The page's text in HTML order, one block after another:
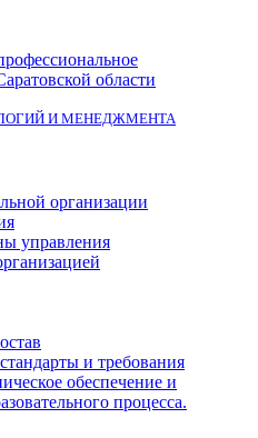
области
И МЕНЕДЖМЕНТА
организации
управления
и требования
обеспечение и
процесса.